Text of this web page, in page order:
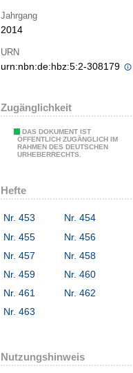
Jahrgang
2014
URN
urn:nbn:de:hbz:5:2-308179
Zugänglichkeit
DAS DOKUMENT IST
ÖFFENTLICH ZUGÄNGLICH IM
RAHMEN DES DEUTSCHEN
URHEBERRECHTS.
Hefte
Nr. 453
Nr. 454
Nr. 455
Nr. 456
Nr. 457
Nr. 458
Nr. 459
Nr. 460
Nr. 461
Nr. 462
Nr. 463
Nutzungshinweis